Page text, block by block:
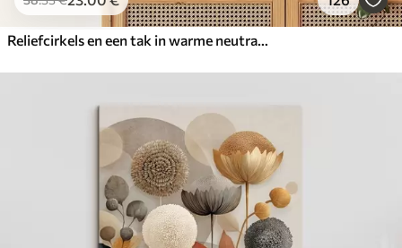
Reliefcirkels en een tak in warme neutrale tinten